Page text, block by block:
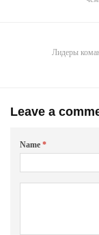
Лидеры
Leave a
Name *